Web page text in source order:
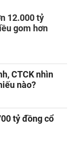
12.000 tỷ
gom hơn
CTCK nhìn
nào?
tỷ đồng cổ